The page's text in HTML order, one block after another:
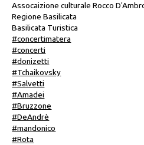
Assocaizione culturale Rocco
Regione Basilicata
Basilicata Turistica
#concertimatera
#concerti
#donizetti
#Tchaikovsky
#Salvetti
#Amadei
#Bruzzone
#DeAndrè
#mandonico
#Rota